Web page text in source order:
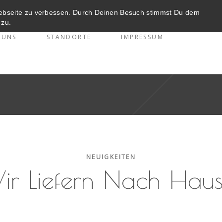
zu verbessen. Durch Deinen Besuch stimmst Du dem
zu.
STANDORTE IMPRESSUM
NEUIGKEITEN
Liefern Nach